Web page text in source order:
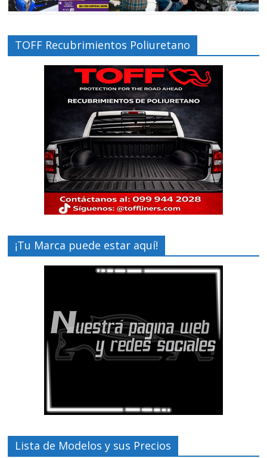
TOFF Recubrimientos Poliuretano
¡Tu Marca puede estar aquí!
Lista de Modelos y sus Precios